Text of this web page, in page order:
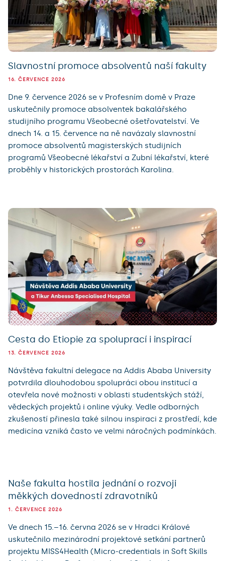
Slavnostní promoce absolventů naší fakulty
16. ČERVENCE 2026
Dne 9. července 2026 se v Profesním domě v Praze
uskutečnily promoce absolventek bakalářského
studijního programu Všeobecné ošetřovatelství. Ve
dnech 14. a 15. července na ně navázaly slavnostní
promoce absolventů magisterských studijních
programů Všeobecné lékařství a Zubní lékařství, které
proběhly v historických prostorách Karolina.
Cesta do Etiopie za spoluprací i inspirací
13. ČERVENCE 2026
Návštěva fakultní delegace na Addis Ababa University
potvrdila dlouhodobou spolupráci obou institucí a
otevřela nové možnosti v oblasti studentských stáží,
vědeckých projektů i online výuky. Vedle odborných
zkušeností přinesla také silnou inspiraci z prostředí, kde
medicína vzniká často ve velmi náročných podmínkách.
Naše fakulta hostila jednání o rozvoji
měkkých dovedností zdravotníků
1. ČERVENCE 2026
Ve dnech 15.–16. června 2026 se v Hradci Králové
uskutečnilo mezinárodní projektové setkání partnerů
projektu MISS4Health (Micro-credentials in Soft Skills